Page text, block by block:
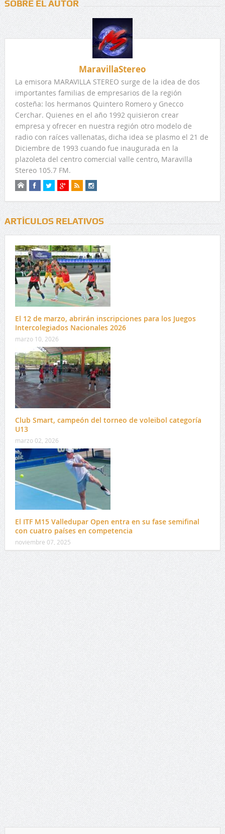
SOBRE EL AUTOR
MaravillaStereo
La emisora MARAVILLA STEREO surge de la idea de dos
importantes familias de empresarios de la región
costeña: los hermanos Quintero Romero y Gnecco
Cerchar. Quienes en el año 1992 quisieron crear
empresa y ofrecer en nuestra región otro modelo de
radio con raíces vallenatas, dicha idea se plasmo el 21 de
Diciembre de 1993 cuando fue inaugurada en la
plazoleta del centro comercial valle centro, Maravilla
Stereo 105.7 FM.
ARTÍCULOS RELATIVOS
El 12 de marzo, abrirán inscripciones para los Juegos
Intercolegiados Nacionales 2026
marzo 10, 2026
Club Smart, campeón del torneo de voleibol categoría
U13
marzo 02, 2026
El ITF M15 Valledupar Open entra en su fase semifinal
con cuatro países en competencia
noviembre 07, 2025